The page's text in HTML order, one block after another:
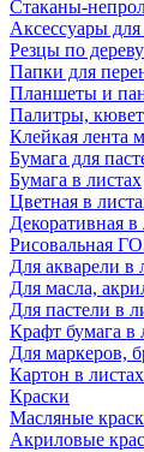
Стаканы-
Аксессуары
Резцы по дереву
Папки для
Планшеты и
Палитры,
Клейкая лента
Бумага для
Бумага в листах
Цветная в
Декоративная в
Рисовальная
Для акварели в
Для масла,
Для пастели в
Крафт бумага в
Для маркеров,
Картон в листах
Краски
Масляные
Акриловые